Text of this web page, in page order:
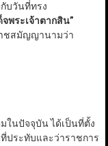
บวันที่ทรง
พระเจ้าตากสิน”
ชสมัญญานามว่า
ในปัจจุบัน ได้เป็นที่ตั้ง
ประทับและว่าราชการ